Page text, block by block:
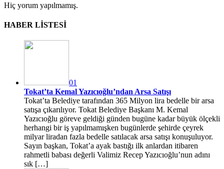
Hiç yorum yapılmamış.
HABER LİSTESİ
01
Tokat’ta Kemal Yazıcıoğlu’ndan Arsa Satışı
Tokat’ta Belediye tarafından 365 Milyon lira bedelle bir arsa
satışa çıkarılıyor. Tokat Belediye Başkanı M. Kemal
Yazıcıoğlu göreve geldiği günden bugüne kadar büyük ölçekli
herhangi bir iş yapılmamışken bugünlerde şehirde çeyrek
milyar liradan fazla bedelle satılacak arsa satışı konuşuluyor.
Sayın başkan, Tokat’a ayak bastığı ilk anlardan itibaren
rahmetli babası değerli Valimiz Recep Yazıcıoğlu’nun adını
sık […]